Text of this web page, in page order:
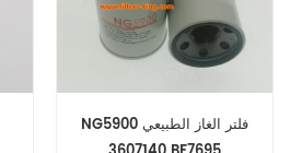
NG5900 فلتر الغاز الطبيعي